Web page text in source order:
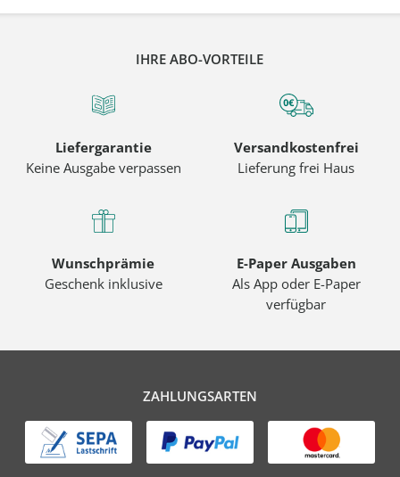
IHRE ABO-VORTEILE
Liefergarantie
Keine Ausgabe verpassen
Versandkostenfrei
Lieferung frei Haus
Wunschprämie
Geschenk inklusive
E-Paper Ausgaben
Als App oder E-Paper
verfügbar
ZAHLUNGSARTEN